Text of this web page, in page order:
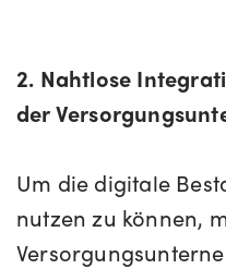
2. Nahtlose
der
Um die digitale
nutzen zu können,